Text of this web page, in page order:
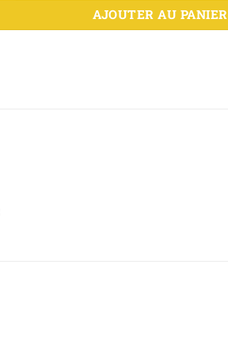
AJOUTER AU PANIER